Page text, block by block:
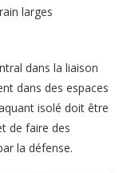
larges
dans la liaison
dans des espaces
isolé doit être
de faire des
la défense.